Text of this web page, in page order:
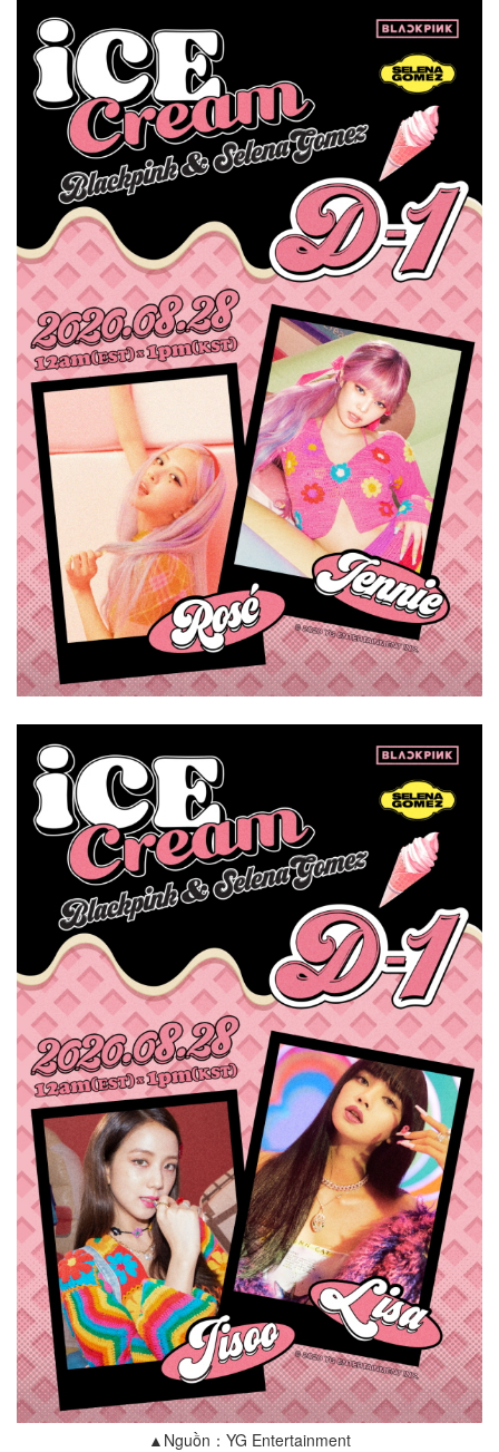
▲Nguồn：YG Entertainment